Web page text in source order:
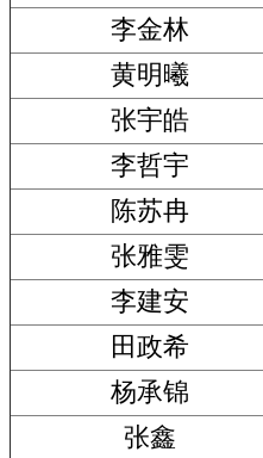
李金林
黄明曦
张宇皓
李哲宇
陈苏冉
张雅雯
李建安
田政希
杨承锦
张鑫